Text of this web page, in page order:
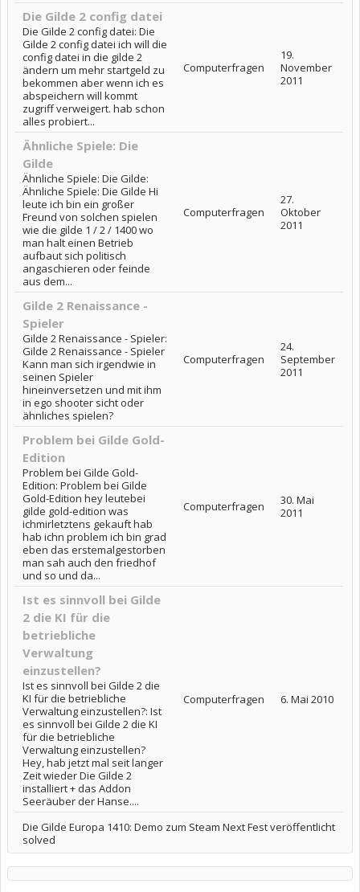
Die Gilde 2 config datei
Die Gilde 2 config datei: Die
Gilde 2 config datei ich will die
config datei in die gilde 2
ändern um mehr startgeld zu
bekommen aber wenn ich es
abspeichern will kommt
zugriff verweigert. hab schon
alles probiert...
Computerfragen
19.
November
2011
Ähnliche Spiele: Die
Gilde
Ähnliche Spiele: Die Gilde:
Ähnliche Spiele: Die Gilde Hi
leute ich bin ein großer
Freund von solchen spielen
wie die gilde 1 / 2 / 1400 wo
man halt einen Betrieb
aufbaut sich politisch
angaschieren oder feinde
aus dem...
Computerfragen
27.
Oktober
2011
Gilde 2 Renaissance -
Spieler
Gilde 2 Renaissance - Spieler:
Gilde 2 Renaissance - Spieler
Kann man sich irgendwie in
seinen Spieler
hineinversetzen und mit ihm
in ego shooter sicht oder
ähnliches spielen?
Computerfragen
24.
September
2011
Problem bei Gilde Gold-
Edition
Problem bei Gilde Gold-
Edition: Problem bei Gilde
Gold-Edition hey leutebei
gilde gold-edition was
ichmirletztens gekauft hab
hab ichn problem ich bin grad
eben das erstemalgestorben
man sah auch den friedhof
und so und da...
Computerfragen
30. Mai
2011
Ist es sinnvoll bei Gilde
2 die KI für die
betriebliche
Verwaltung
einzustellen?
Ist es sinnvoll bei Gilde 2 die
KI für die betriebliche
Verwaltung einzustellen?: Ist
es sinnvoll bei Gilde 2 die KI
für die betriebliche
Verwaltung einzustellen?
Hey, hab jetzt mal seit langer
Zeit wieder Die Gilde 2
installiert + das Addon
Seeräuber der Hanse....
Computerfragen 6. Mai 2010
Die Gilde Europa 1410: Demo zum Steam Next Fest veröffentlicht
solved